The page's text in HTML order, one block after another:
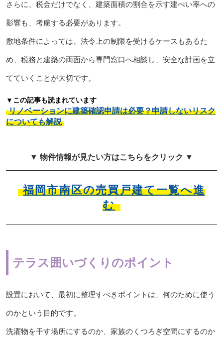
さらに、税金だけでなく、建築面積の割合を示す建ぺい率への
影響も、考慮する必要があります。
敷地条件によっては、法令上の制限を受けるケースもあるた
め、税務と建築の両面から専門窓口へ相談し、安全な計画を立
てていくことが大切です。
▼この記事も読まれています
リノベーションに建築確認申請は必要？申請しないリスク
についても解説
▼ 物件情報が見たい方はこちらをクリック ▼
福岡市南区の売買戸建て一覧へ進
む
テラス囲いづくりのポイント
設置において、最初に整理すべきポイントは、何のために使う
のかという目的です。
洗濯物を干す場所にするのか、家族のくつろぎ空間にするのか